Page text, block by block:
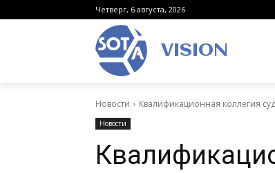
Четверг, 6 августа, 2026
VISION
Новости Квалификационная коллегия
Новости